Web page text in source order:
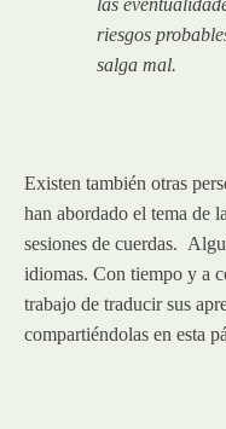
riesgos
salga mal.
Existen también otras
han abordado el tema de
sesiones de cuerdas.
idiomas. Con tiempo y a
trabajo de traducir sus
compartiéndolas en esta